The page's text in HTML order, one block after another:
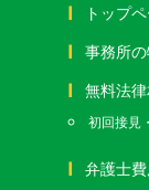
トップ
事務所
無料法
初回接見
弁護士